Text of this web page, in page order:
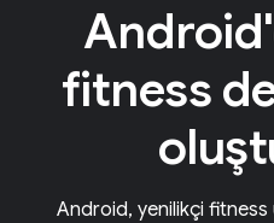
fitness
Android, yenilikçi fitness